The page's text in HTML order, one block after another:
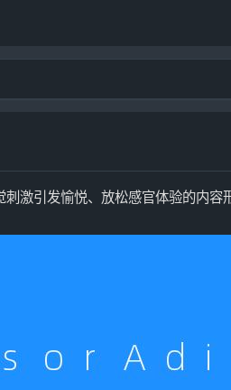
激引发愉悦、放松感官体验的内